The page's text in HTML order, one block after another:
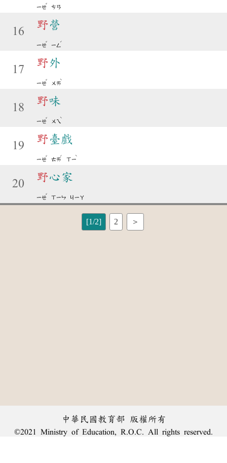
ㄧㄝ
ˇ
ㄘㄢ
16
野營
ㄧㄝ
ˇ
ㄧㄥ
ˊ
17
野外
ㄧㄝ
ˇ
ㄨㄞ
ˋ
18
野味
ㄧㄝ
ˇ
ㄨㄟ
ˋ
19
野臺戲
ㄧㄝ
ˇ
ㄊㄞ
ˊ
ㄒㄧ
ˋ
20
野心家
ㄧㄝ
ˇ
ㄒㄧㄣ ㄐㄧㄚ
[1/2] 2 ＞
中華民國教育部 版權所有
©2021 Ministry of Education, R.O.C. All rights reserved.